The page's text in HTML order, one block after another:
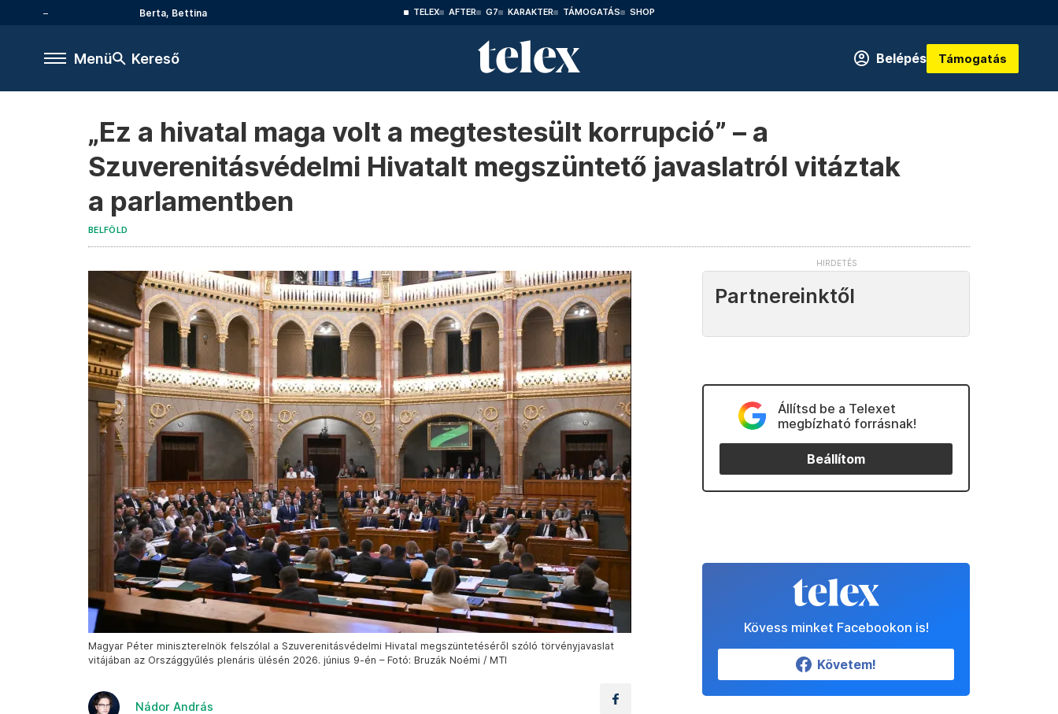
Berta, Bettina TELEX AFTER G7 KARAKTER TÁMOGATÁS SHOP
Menü Kereső Belépés Támogatás
„Ez a hivatal maga volt a megtestesült korrupció” – a
Szuverenitásvédelmi Hivatalt megszüntető javaslatról vitáztak
a parlamentben
BELFÖLD
Magyar Péter miniszterelnök felszólal a Szuverenitásvédelmi Hivatal megszüntetéséről szóló törvényjavaslat
vitájában az Országgyűlés plenáris ülésén 2026. június 9-én – Fotó: Bruzák Noémi / MTI
Nádor András
Partnereinktől
Állítsd be a Telexet
megbízható forrásnak!
Beállítom
Kövess minket Facebookon is!
Követem!